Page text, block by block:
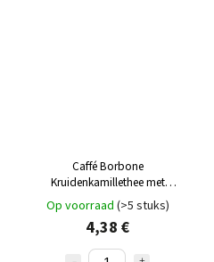
Caffé Borbone
Kruidenkamillethee met
melatonine capsules voor Dolce
Gusto 16st
Op voorraad (>5 stuks)
4,38 €